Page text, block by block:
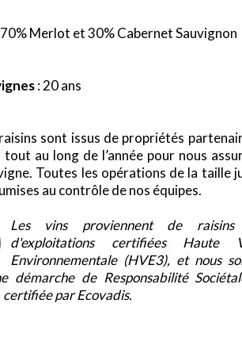
Merlot et 30% Cabernet Sauvignon
: 20 ans
sont issus de propriétés
au long de l’année pour nous
Toutes les opérations de la taille
au contrôle de nos équipes.
Les vins proviennent de raisins
d'exploitations certifiées Haute
Environnementale (HVE3), et nous
démarche de Responsabilité
certifiée par Ecovadis.